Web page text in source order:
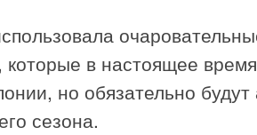
которые в настоящее
но обязательно
сезона.